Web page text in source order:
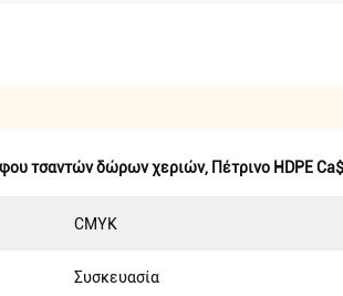
τσαντών δώρων χεριών, Πέτρινο HDPE
CMYK
Συσκευασία